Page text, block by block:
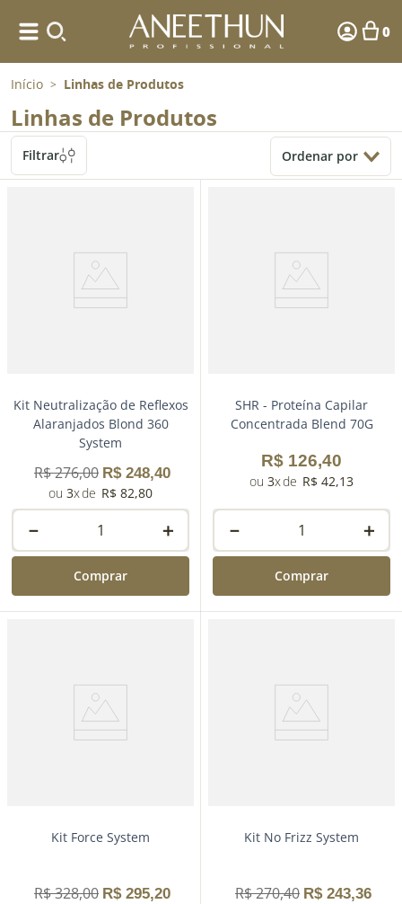
0
Início > Linhas de Produtos
Linhas de Produtos
Filtrar Ordenar por
Kit Neutralização de Reflexos
Alaranjados Blond 360
System
R$276,00 R$ 248,40
3
R$ 82,80
＋
－
Comprar
SHR - Proteína Capilar
Concentrada Blend 70G
R$ 126,40
3 R$ 42,13
＋
－
Comprar
Kit Force System
R$328,00 R$ 295,20
Kit No Frizz System
R$270,40 R$ 243,36